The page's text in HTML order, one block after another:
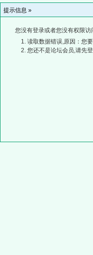
提示信息 »
您没有登录或者您没有权限
读取数据错误,原因：您
您还不是论坛会员,请先